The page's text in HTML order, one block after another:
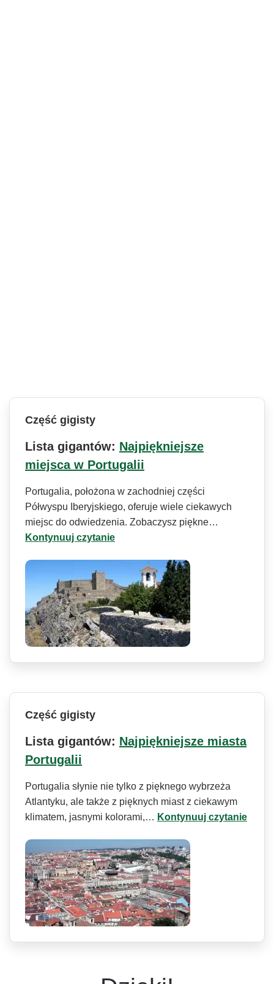
Część gigisty
Lista gigantów: Najpiękniejsze
miejsca w Portugalii
Portugalia, położona w zachodniej części
Półwyspu Iberyjskiego, oferuje wiele ciekawych
miejsc do odwiedzenia. Zobaczysz piękne…
Kontynuuj czytanie
Część gigisty
Lista gigantów: Najpiękniejsze miasta
Portugalii
Portugalia słynie nie tylko z pięknego wybrzeża
Atlantyku, ale także z pięknych miast z ciekawym
klimatem, jasnymi kolorami,… Kontynuuj czytanie